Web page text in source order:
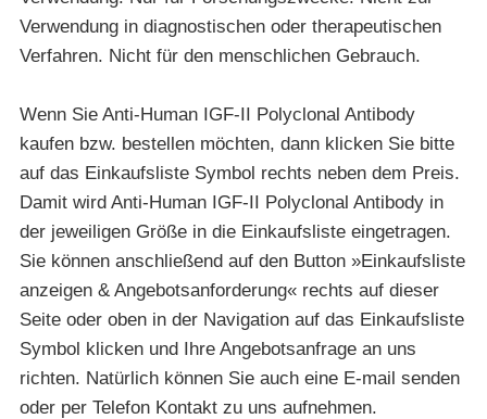
Verwendung in diagnostischen oder therapeutischen
Verfahren. Nicht für den menschlichen Gebrauch.
Wenn Sie Anti-Human IGF-II Polyclonal Antibody
kaufen bzw. bestellen möchten, dann klicken Sie bitte
auf das Einkaufsliste Symbol rechts neben dem Preis.
Damit wird Anti-Human IGF-II Polyclonal Antibody in
der jeweiligen Größe in die Einkaufsliste eingetragen.
Sie können anschließend auf den Button »Einkaufsliste
anzeigen & Angebotsanforderung« rechts auf dieser
Seite oder oben in der Navigation auf das Einkaufsliste
Symbol klicken und Ihre Angebotsanfrage an uns
richten. Natürlich können Sie auch eine E-mail senden
oder per Telefon Kontakt zu uns aufnehmen.